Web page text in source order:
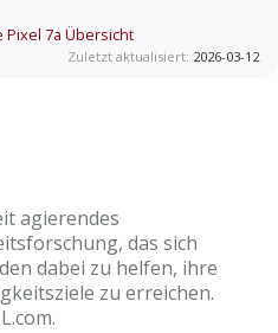
Pixel 7a Übersicht
Zuletzt aktualisiert: 2026-03-12
agierendes
das sich
dabei zu helfen, ihre
zu erreichen.